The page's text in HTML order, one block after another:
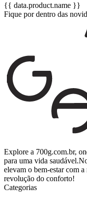
{{ data.product.name }}
Fique por dentro das
Explore a 700g.com.br,
para uma vida
elevam o bem-estar com
revolução do conforto!
Categorias